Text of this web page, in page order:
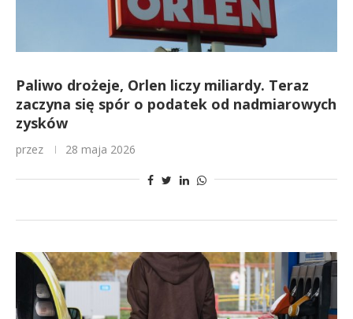
Paliwo drożeje, Orlen liczy miliardy. Teraz
zaczyna się spór o podatek od nadmiarowych
zysków
przez 28 maja 2026